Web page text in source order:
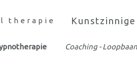
therapie
Coaching -